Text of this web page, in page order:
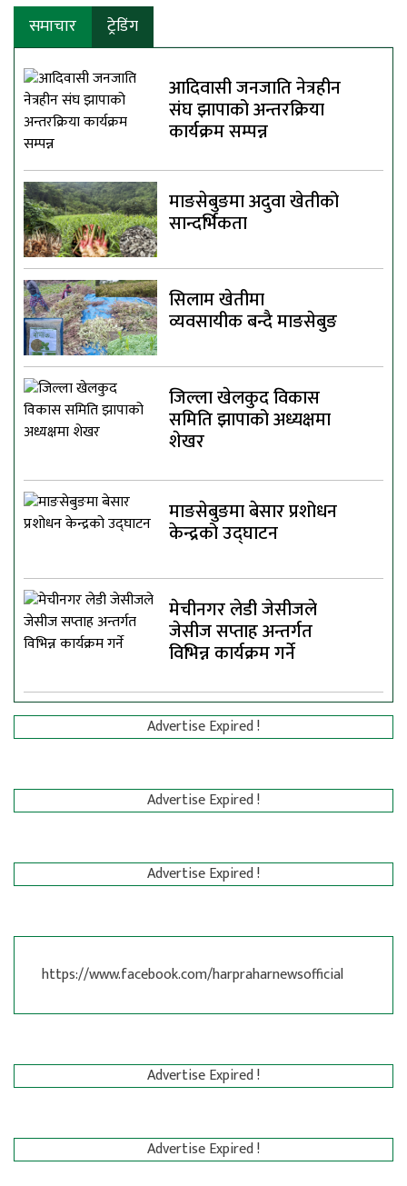
समाचार ट्रेडिंग
आदिवासी जनजाति नेत्रहीन
संघ झापाको अन्तरक्रिया
कार्यक्रम सम्पन्न
माङसेबुङमा अदुवा खेतीको
सान्दर्भिकता
सिलाम खेतीमा
व्यवसायीक बन्दै माङसेबुङ
जिल्ला खेलकुद विकास
समिति झापाको अध्यक्षमा
शेखर
माङसेबुङमा बेसार प्रशोधन
केन्द्रको उद्घाटन
मेचीनगर लेडी जेसीजले
जेसीज सप्ताह अन्तर्गत
विभिन्न कार्यक्रम गर्ने
Advertise Expired !
Advertise Expired !
Advertise Expired !
https://www.facebook.com/harpraharnewsofficial
Advertise Expired !
Advertise Expired !